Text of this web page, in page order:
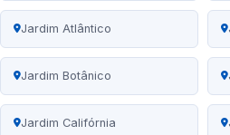
Jardim Atlântico
Jardim Botânico
Jardim Califórnia